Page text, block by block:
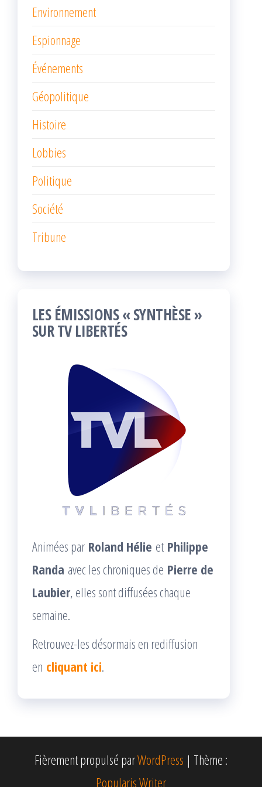
Environnement
Espionnage
Événements
Géopolitique
Histoire
Lobbies
Politique
Société
Tribune
LES ÉMISSIONS « SYNTHÈSE »
SUR TV LIBERTÉS
Animées par Roland Hélie et Philippe
Randa avec les chroniques de Pierre de
Laubier, elles sont diffusées chaque
semaine.
Retrouvez-les désormais en rediffusion
en cliquant ici.
Fièrement propulsé parWordPress | Thème :
Popularis Writer